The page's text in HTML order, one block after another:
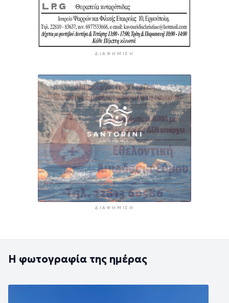
ΔΙΑΦΉΜΙΣΗ
ΔΙΑΦΉΜΙΣΗ
Η φωτογραφία της ημέρας